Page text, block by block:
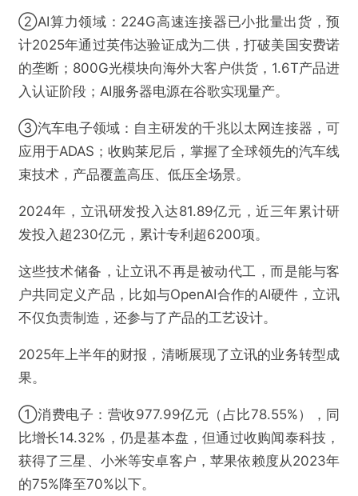
②AI算力领域：224G高速连接器已小批量出货，预
计2025年通过英伟达验证成为二供，打破美国安费诺
的垄断；800G光模块向海外大客户供货，1.6T产品进
入认证阶段；AI服务器电源在谷歌实现量产。
③汽车电子领域：自主研发的千兆以太网连接器，可
应用于ADAS；收购莱尼后，掌握了全球领先的汽车线
束技术，产品覆盖高压、低压全场景。
2024年，立讯研发投入达81.89亿元，近三年累计研
发投入超230亿元，累计专利超6200项。
这些技术储备，让立讯不再是被动代工，而是能与客
户共同定义产品，比如与OpenAI合作的AI硬件，立讯
不仅负责制造，还参与了产品的工艺设计。
2025年上半年的财报，清晰展现了立讯的业务转型成
果。
①消费电子：营收977.99亿元（占比78.55%），同
比增长14.32%，仍是基本盘，但通过收购闻泰科技，
获得了三星、小米等安卓客户，苹果依赖度从2023年
的75%降至70%以下。